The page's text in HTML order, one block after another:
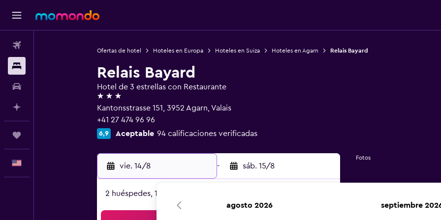
Ofertas de hotel Hoteles en Europa Hoteles en Suiza Hoteles en Agarn Relais Bayard
Relais Bayard
Hotel de 3 estrellas con Restaurante
3 estrellas
Kantonsstrasse 151, 3952 Agarn, Valais
+41 27 474 96 96
6,9 Aceptable 94 calificaciones verificadas
vie. 14/8 - sáb. 15/8
2 huéspedes, 1 habitación
Fotos
agosto 2026 septiembre